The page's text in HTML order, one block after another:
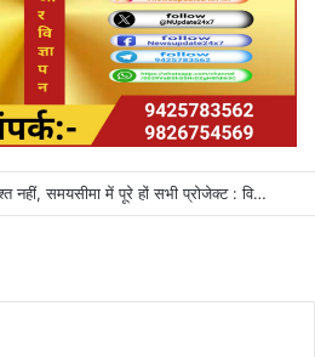
विकास कार्यों में लापरवाही बर्दाश्त नहीं, समयसीमा में पूरे हों सभी प्रोजेक्ट : विधायक उमाकान्त शर्मा